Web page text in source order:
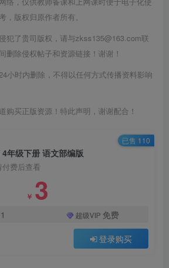
，版权归原作者所有。
犯了贵司版权，请与zkss135@163.com联
删除侵权帖子和资源链接！谢谢！
小时内删除，不得以任何方式传播资料影响
购买正版资源！特此声明，谢谢配合！
年级下册 语文部编版
费后查看
￥ 3
1 超级VIP 免费
登录购买
已售 110